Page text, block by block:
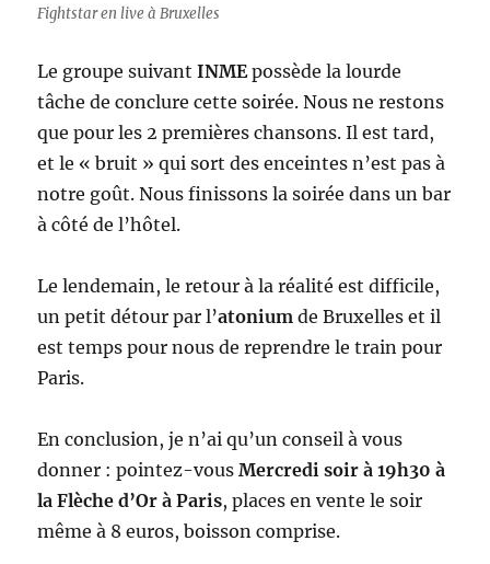
Fightstar en live à Bruxelles
Le groupe suivantINMEpossède la lourde
tâche de conclure cette soirée. Nous ne restons
que pour les 2 premières chansons. Il est tard,
et le « bruit » qui sort des enceintes n’est pas à
notre goût. Nous finissons la soirée dans un bar
à côté de l’hôtel.
Le lendemain, le retour à la réalité est difficile,
un petit détour par l’atonium de Bruxelles et il
est temps pour nous de reprendre le train pour
Paris.
En conclusion, je n’ai qu’un conseil à vous
donner : pointez-vousMercredi soir à 19h30 à
la Flèche d’Or à Paris, places en vente le soir
même à 8 euros, boisson comprise.